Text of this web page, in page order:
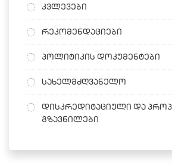
კვლევები
რეკომენდაციები
პოლიტიკის დოკუმენტები
სახელმძღვანელო
დისკრედიტაციული და
გზავნილები